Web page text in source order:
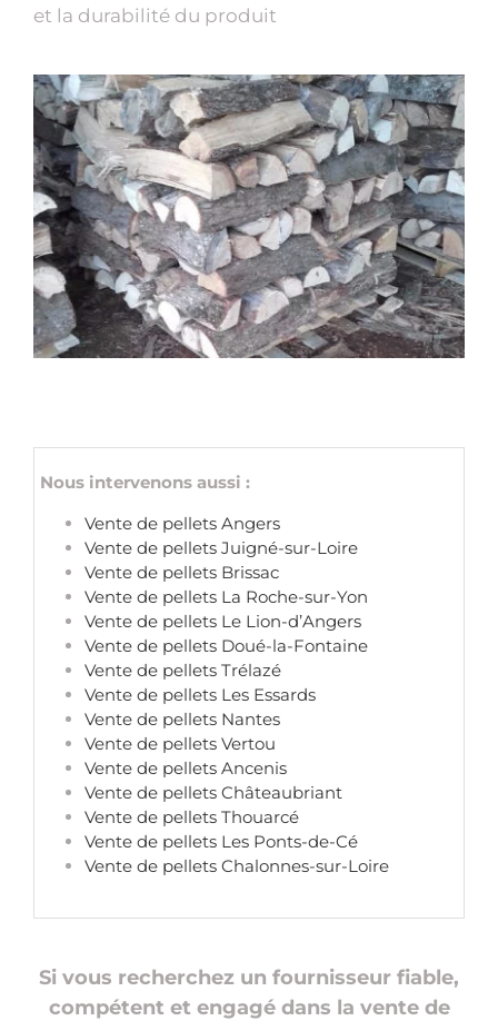
et la durabilité du produit
Nous intervenons aussi :
Vente de pellets Angers
Vente de pellets Juigné-sur-Loire
Vente de pellets Brissac
Vente de pellets La Roche-sur-Yon
Vente de pellets Le Lion-d’Angers
Vente de pellets Doué-la-Fontaine
Vente de pellets Trélazé
Vente de pellets Les Essards
Vente de pellets Nantes
Vente de pellets Vertou
Vente de pellets Ancenis
Vente de pellets Châteaubriant
Vente de pellets Thouarcé
Vente de pellets Les Ponts-de-Cé
Vente de pellets Chalonnes-sur-Loire
Si vous recherchez un fournisseur fiable,
compétent et engagé dans la vente de